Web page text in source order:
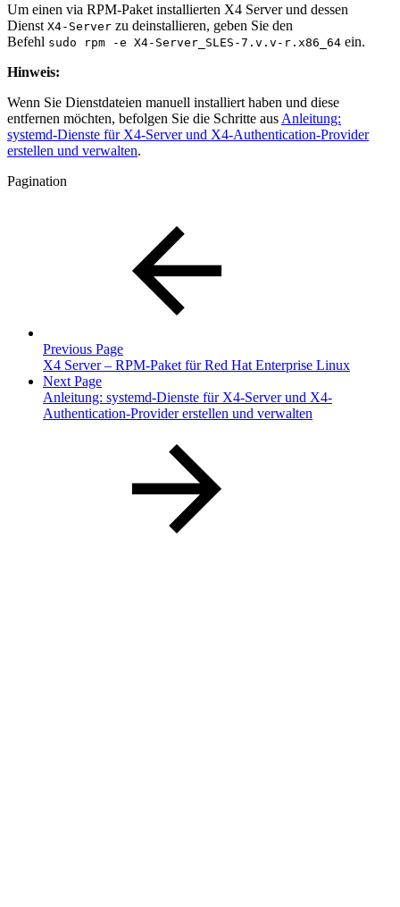
Um einen via RPM-Paket installierten X4 Server und dessen
Dienst X4-Server zu deinstallieren, geben Sie den
Befehl sudo rpm -e X4-Server_SLES-7.v.v-r.x86_64 ein.
Hinweis:
Wenn Sie Dienstdateien manuell installiert haben und diese
entfernen möchten, befolgen Sie die Schritte aus Anleitung:
systemd-Dienste für X4-Server und X4-Authentication-Provider
erstellen und verwalten.
Pagination
Previous Page
X4 Server – RPM-Paket für Red Hat Enterprise Linux
Next Page
Anleitung: systemd-Dienste für X4-Server und X4-
Authentication-Provider erstellen und verwalten